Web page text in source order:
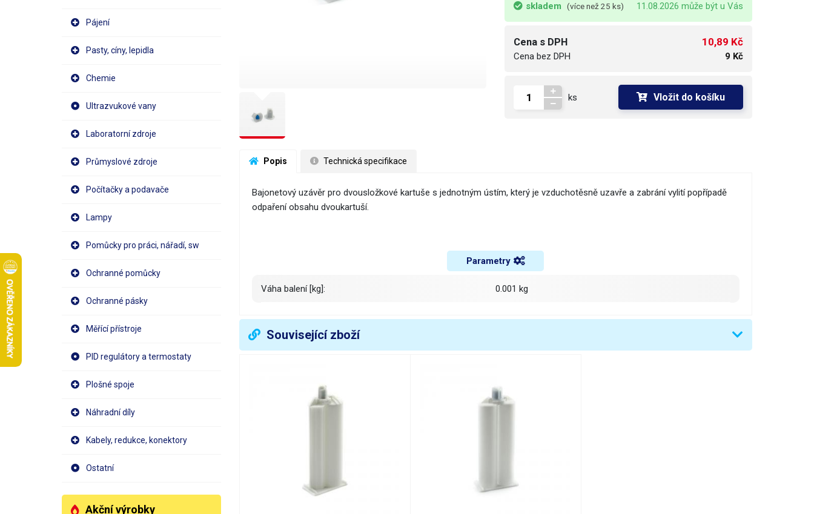
Pájení
Pasty, cíny, lepidla
Chemie
Ultrazvukové vany
Laboratorní zdroje
Průmyslové zdroje
Počítačky a podavače
Lampy
Pomůcky pro práci, nářadí, sw
Ochranné pomůcky
Ochranné pásky
Měřící přístroje
PID regulátory a termostaty
Plošné spoje
Náhradní díly
Kabely, redukce, konektory
Ostatní
Akční výrobky
skladem (více než 25 ks) 11.08.2026 může být u Vás
Cena s DPH
Cena bez DPH
10,89 Kč
9 Kč
ks Vložit do košíku
Popis Technická specifikace
Bajonetový uzávěr pro dvousložkové kartuše s jednotným ústím, který je vzduchotěsně uzavře a zabrání vylití popřípadě
odpaření obsahu dvoukartuší.
Parametry
Váha balení [kg]: 0.001 kg
Související zboží